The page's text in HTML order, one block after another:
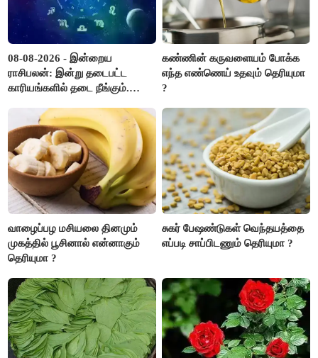
08-08-2026 - இன்றைய
ராசிபலன்: இன்று தடைபட்ட
காரியங்களில் தடை நீங்கும்.
இருக்கும். ஆன்மீக எண்ணம்
அதிகரிக்கும்..!
கண்ணின் கருவளையம் போக்க
எந்த எண்ணெய் உதவும் தெரியுமா
?
வாழைப்பழ மசியலை தினமும்
முகத்தில் பூசினால் என்னாகும்
தெரியுமா ?
சுகர் பேஷண்டுகள் வெந்தயத்தை
எப்படி சாப்பிடணும் தெரியுமா ?